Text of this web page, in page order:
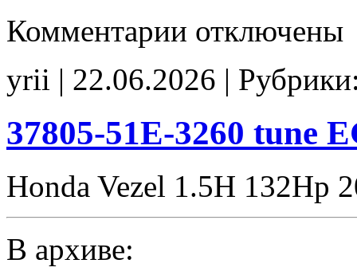
Комментарии записи
9270
IMMO_off
отключены
yrii | 22.06.2026 |
37805-51E-3260 tune
Honda Vezel 1.5H 132Hp
В архиве: